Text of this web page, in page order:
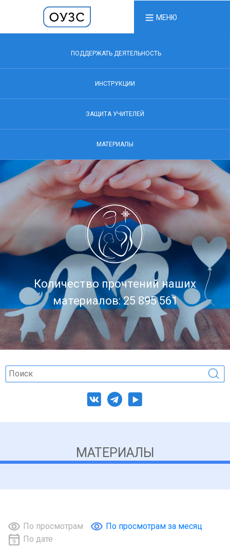
МЕНЮ
ПОДДЕРЖАТЬ ДЕЯТЕЛЬНОСТЬ
ИНСТРУКЦИИ
ЗАЩИТА УЧИТЕЛЕЙ
МАТЕРИАЛЫ
Количество прочтений наших
материалов: 25 895 561
МАТЕРИАЛЫ
По просмотрам
По просмотрам за месяц
По дате